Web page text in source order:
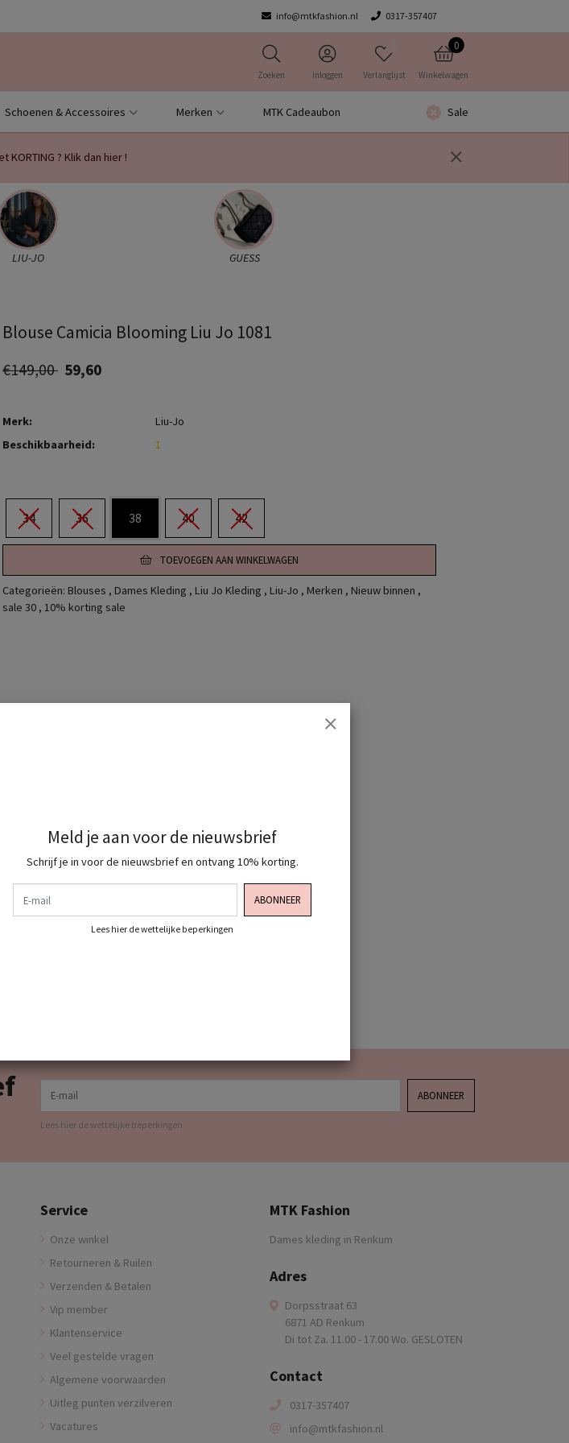
info@mtkfashion.nl 0317-357407
Zoeken Inloggen Verlanglijst
0
Winkelwagen
Schoenen & Accessoires Merken MTK Cadeaubon Sale
KORTING ? Klik dan hier !
LIU-JO GUESS
Blouse Camicia Blooming Liu Jo 1081
€149,00 59,60
Merk:
Liu-Jo
Beschikbaarheid:
1
34 36 38 40 42
TOEVOEGEN AAN WINKELWAGEN
Categorieën: Blouses , Dames Kleding , Liu Jo Kleding , Liu-Jo , Merken , Nieuw binnen ,
sale 30 , 10% korting sale
als VIP
10%
E-mail
ABONNEER
Lees hier de wettelijke beperkingen
Service
Onze winkel
Retourneren & Ruilen
Verzenden & Betalen
Vip member
Klantenservice
Veel gestelde vragen
Algemene voorwaarden
Uitleg punten verzilveren
Vacatures
MTK Fashion
Dames kleding in Renkum
Adres
Dorpsstraat 63
6871 AD Renkum
Di tot Za. 11.00 - 17.00 Wo. GESLOTEN
Contact
0317-357407
info@mtkfashion.nl
Meld je aan voor de nieuwsbrief
Schrijf je in voor de nieuwsbrief en ontvang 10% korting.
E-mail
ABONNEER
Lees hier de wettelijke beperkingen